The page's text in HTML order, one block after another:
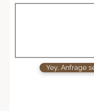
Yey, Anfrage